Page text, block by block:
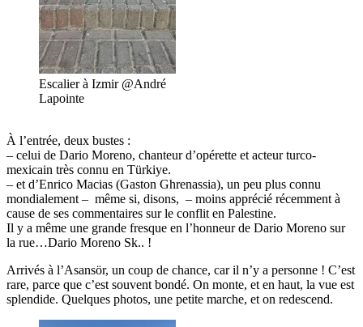
Escalier à Izmir @André
Lapointe
À l’entrée, deux bustes :
– celui de Dario Moreno, chanteur d’opérette et acteur turco-
mexicain très connu en Türkiye.
– et d’Enrico Macias (Gaston Ghrenassia), un peu plus connu
mondialement – même si, disons, – moins apprécié récemment à
cause de ses commentaires sur le conflit en Palestine.
Il y a même une grande fresque en l’honneur de Dario Moreno sur
la rue…Dario Moreno Sk.. !
Arrivés à l’Asansör, un coup de chance, car il n’y a personne ! C’est
rare, parce que c’est souvent bondé. On monte, et en haut, la vue est
splendide. Quelques photos, une petite marche, et on redescend.